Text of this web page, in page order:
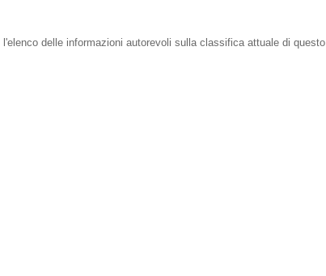
l'elenco delle informazioni autorevoli sulla classifica attuale di questo